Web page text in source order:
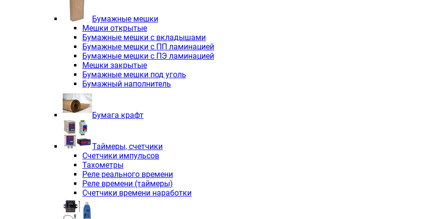
Электродвигатели асинхронные трёхфазные с тормозом INNOVARI
Электродвигатели асинхронные трёхфазные взрывозащищенные INNOVARI
Трехфазные асинхронные электродвигатели INNORED
Независимая вентиляция INNORED
Взрывозащищенная независимая вентиляция INNOVARI
Одноступенчатые цилиндрические редукторы INNORED
Экономичные червячные редукторы INNORED в квадратном корпусе
Компактные мотор-редукторы INNORED
Компактные мотор-редукторы INNORED MC
Вибраторы INNORED
Вариаторы INNORED
Бумажные мешки
Мешки открытые
Бумажные мешки с вкладышами
Бумажные мешки с ПП ламинацией
Бумажные мешки с ПЭ ламинацией
Мешки закрытые
Бумажные мешки под уголь
Бумажный наполнитель
Бумага крафт
Таймеры, счетчики
Счетчики импульсов
Тахометры
Реле реального времени
Реле времени (таймеры)
Счетчики времени наработки